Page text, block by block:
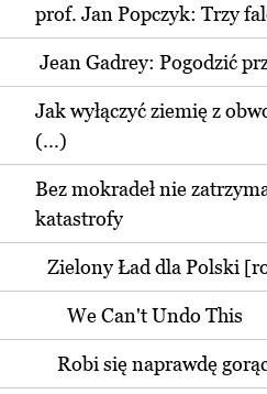
prof. Jan Popczyk: Trzy
Jean Gadrey: Pogodzić
Jak wyłączyć ziemię z
(...)
Bez mokradeł nie
katastrofy
Zielony Ład dla Polski
We Can't Undo This
Robi się naprawdę